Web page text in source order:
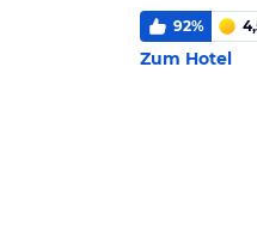
92%
Zum Hotel